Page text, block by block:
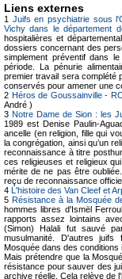
Liens externes
1 Juifs en psychiatrie sous
Vichy dans le département
hospitalières et
dossiers concernant des
simplement préventif dans
période. La pénurie
premier travail sera complété
conservés pour amener une
2 Héros de Goussainville -
André )
3 Notre Dame de Sion : les
1989 est Denise Paulin-
ancelle (en religion, fille qui
la congrégation, ainsi qu’un
reconnaissance à titre
ces religieuses et religieux
mérite de ne pas être
reçu de reconnaissance
4 L'histoire des Van Cleef et
5 Résistance à la Mosquée
hommes libres d'Ismël
rapports assez lointains
(Simon) Halali fut sauvé
musulmanité. D'autres
Mosquée dans des conditions
Mais prétendre que la
résistance pour sauver des
archive réelle. Cela relève de